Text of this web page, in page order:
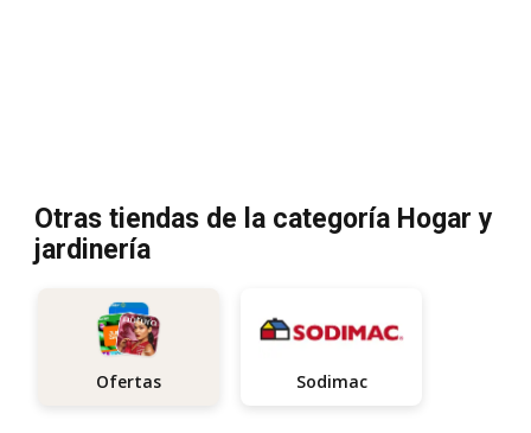
Otras tiendas de la categoría Hogar y
jardinería
Ofertas Sodimac